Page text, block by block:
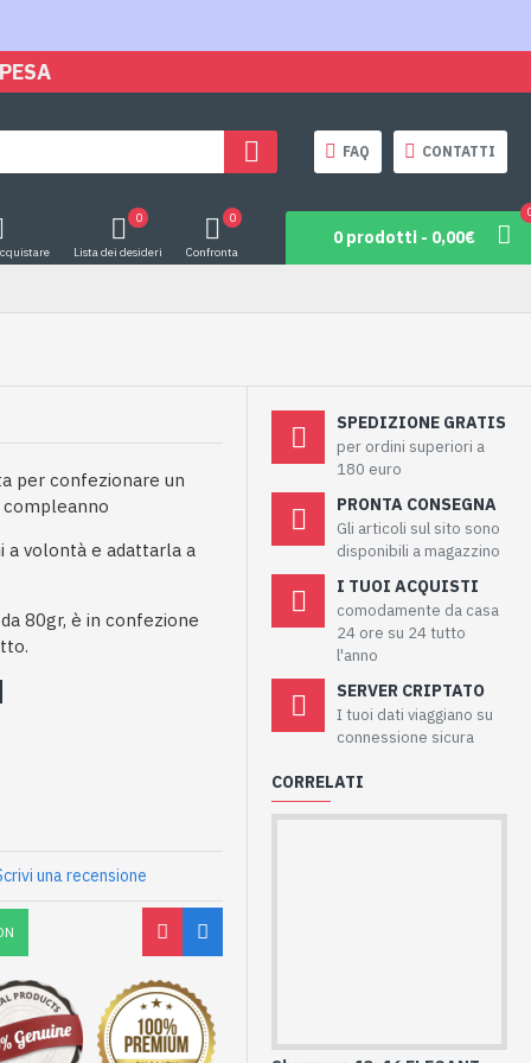
FAQ CONTATTI
Lista dei desideri
0
Confronta
0
0 prodotti - 0,00€
per confezionare un
a volontà e adattarla a
80gr, è in confezione
una recensione
SPEDIZIONE GRATIS
per ordini superiori a
180 euro
PRONTA CONSEGNA
Gli articoli sul sito sono
disponibili a magazzino
I TUOI ACQUISTI
comodamente da casa
24 ore su 24 tutto
l'anno
SERVER CRIPTATO
I tuoi dati viaggiano su
connessione sicura
CORRELATI